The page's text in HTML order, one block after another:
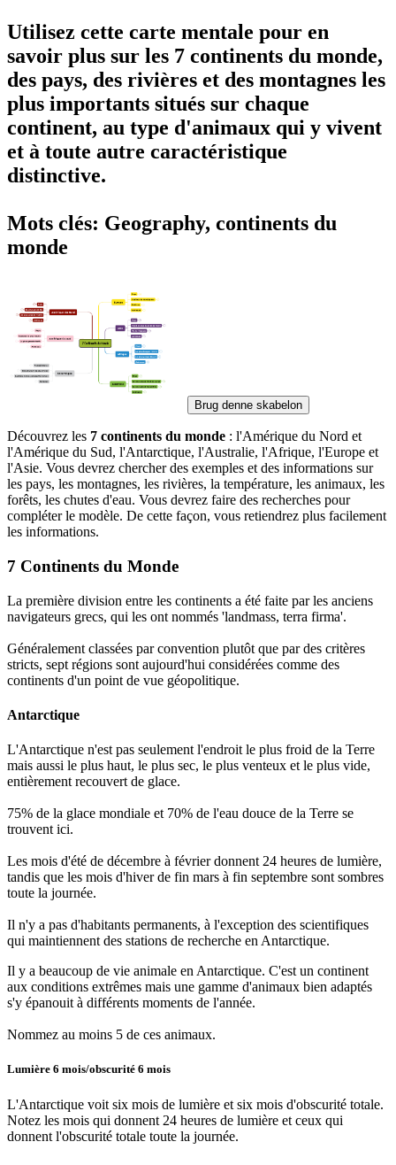
Utilisez cette carte mentale pour en
savoir plus sur les 7 continents du monde,
des pays, des rivières et des montagnes les
plus importants situés sur chaque
continent, au type d'animaux qui y vivent
et à toute autre caractéristique
distinctive.
Mots clés: Geography, continents du
monde
Brug denne skabelon
Découvrez les 7 continents du monde : l'Amérique du Nord et
l'Amérique du Sud, l'Antarctique, l'Australie, l'Afrique, l'Europe et
l'Asie. Vous devrez chercher des exemples et des informations sur
les pays, les montagnes, les rivières, la température, les animaux, les
forêts, les chutes d'eau. Vous devrez faire des recherches pour
compléter le modèle. De cette façon, vous retiendrez plus facilement
les informations.
7 Continents du Monde
La première division entre les continents a été faite par les anciens
navigateurs grecs, qui les ont nommés 'landmass, terra firma'.
Généralement classées par convention plutôt que par des critères
stricts, sept régions sont aujourd'hui considérées comme des
continents d'un point de vue géopolitique.
Antarctique
L'Antarctique n'est pas seulement l'endroit le plus froid de la Terre
mais aussi le plus haut, le plus sec, le plus venteux et le plus vide,
entièrement recouvert de glace.
75% de la glace mondiale et 70% de l'eau douce de la Terre se
trouvent ici.
Les mois d'été de décembre à février donnent 24 heures de lumière,
tandis que les mois d'hiver de fin mars à fin septembre sont sombres
toute la journée.
Il n'y a pas d'habitants permanents, à l'exception des scientifiques
qui maintiennent des stations de recherche en Antarctique.
Il y a beaucoup de vie animale en Antarctique. C'est un continent
aux conditions extrêmes mais une gamme d'animaux bien adaptés
s'y épanouit à différents moments de l'année.
Nommez au moins 5 de ces animaux.
Lumière 6 mois/obscurité 6 mois
L'Antarctique voit six mois de lumière et six mois d'obscurité totale.
Notez les mois qui donnent 24 heures de lumière et ceux qui
donnent l'obscurité totale toute la journée.